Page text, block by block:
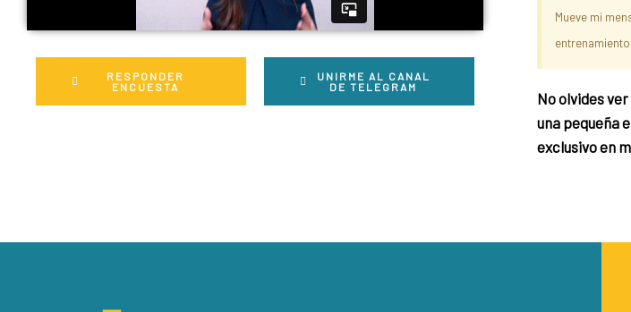
RESPONDER
ENCUESTA
UNIRME AL CANAL
DE TELEGRAM
Mueve mi
entrenamiento.
No olvides
una pequeña
exclusivo en